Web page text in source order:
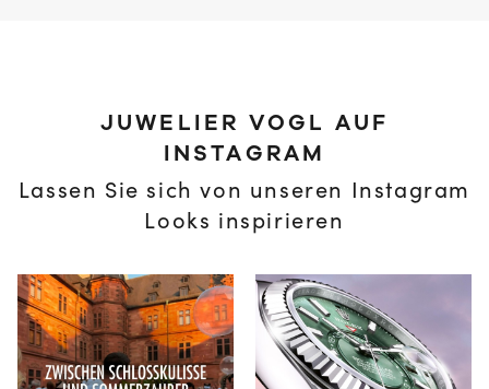
JUWELIER VOGL AUF
INSTAGRAM
Lassen Sie sich von unseren Instagram
Looks inspirieren